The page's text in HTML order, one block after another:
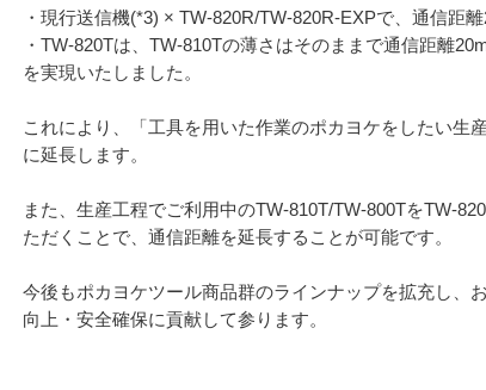
・現行送信機(*3) × TW-820R/TW-820R-EXPで、通信距
・TW-820Tは、TW-810Tの薄さはそのままで通信距離
を実現いたしました。
これにより、「工具を用いた作業のポカヨケをしたい生
に延長します。
また、生産工程でご利用中のTW-810T/TW-800TをTW-
ただくことで、通信距離を延長することが可能です。
今後もポカヨケツール商品群のラインナップを拡充し、
向上・安全確保に貢献して参ります。